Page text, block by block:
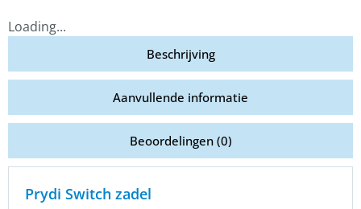
Loading...
Beschrijving
Aanvullende informatie
Beoordelingen (0)
Prydi Switch zadel